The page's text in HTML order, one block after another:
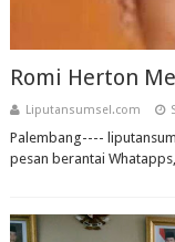
Romi Herton
Liputansumsel.com
Palembang----
pesan berantai